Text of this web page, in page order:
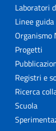
Laboratori
Linee guida
Organismo
Progetti
Registri e
Ricerca
Scuola